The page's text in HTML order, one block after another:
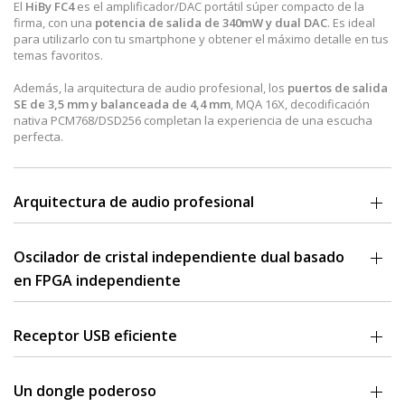
El HiBy FC4es el amplificador/DAC portátil súper compacto de la
firma, con una potencia de salida de 340mW y dual DAC. Es ideal
para utilizarlo con tu smartphone y obtener el máximo detalle en tus
temas favoritos.
Además, la arquitectura de audio profesional, los puertos de salida
SE de 3,5 mm y balanceada de 4,4 mm, MQA 16X, decodificación
nativa PCM768/DSD256 completan la experiencia de una escucha
perfecta.
Arquitectura de audio profesional
audio digital HiBy profesionales a gran escala, diseñado únicamente
para música de alta resolución sin pérdidas, reproduciendo la
música original en cada detalle, incluida toda su energía y presencia.
Oscilador de cristal independiente dual basado
en FPGA independiente
45,158 MHz y 49,152 MHz, para reducir la fluctuación de forma
efectiva, proporcionando a todo el sistema de audio una fuente de
Receptor USB eficiente
de alta eficiencia, con elDSP de audio dedicado 416M integrado
para lograr el mejor equilibrio entre alto rendimiento y tiempo de
Un dongle poderoso